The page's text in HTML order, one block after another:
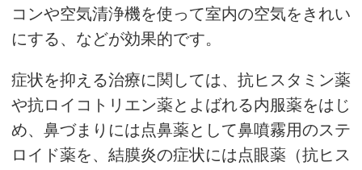
コンや空気清浄機を使って室内の空気をきれい
にする、などが効果的です。
症状を抑える治療に関しては、抗ヒスタミン薬
や抗ロイコトリエン薬とよばれる内服薬をはじ
め、鼻づまりには点鼻薬として鼻噴霧用のステ
ロイド薬を、結膜炎の症状には点眼薬（抗ヒス